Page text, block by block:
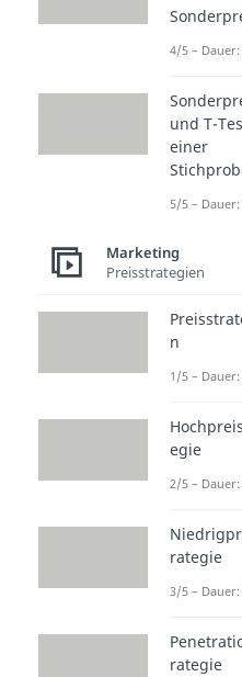
4/5 – Dauer:
und T-
einer
5/5 – Dauer:
Marketing
Preisstrategien
n
1/5 – Dauer:
egie
2/5 – Dauer:
rategie
3/5 – Dauer:
rategie